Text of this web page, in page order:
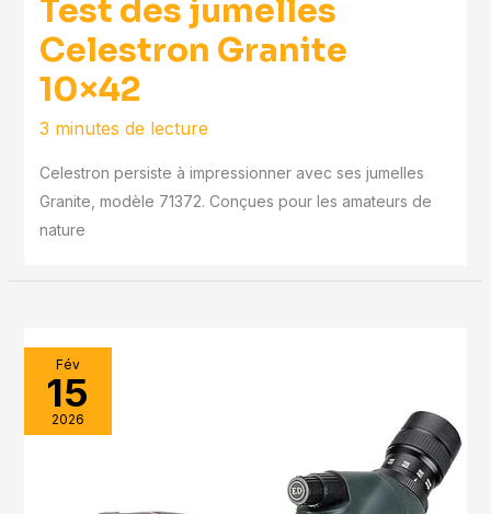
Test des jumelles
Celestron Granite
10×42
3 minutes de lecture
Celestron persiste à impressionner avec ses jumelles
Granite, modèle 71372. Conçues pour les amateurs de
nature
Fév
15
2026